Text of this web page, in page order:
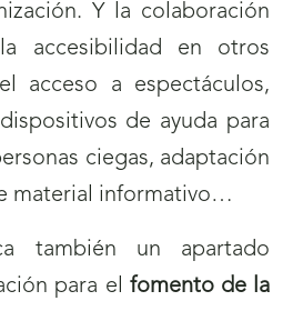
Y la colaboración
accesibilidad en otros
acceso a espectáculos,
de ayuda para
ciegas, adaptación
material informativo…
también un apartado
para el fomento de la